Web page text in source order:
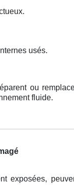
usés.
ou
fluide.
exposées,